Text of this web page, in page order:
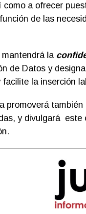
como a ofrecer
de las
mantendrá la
de Datos y
facilite la inserción
promoverá también
y divulgará